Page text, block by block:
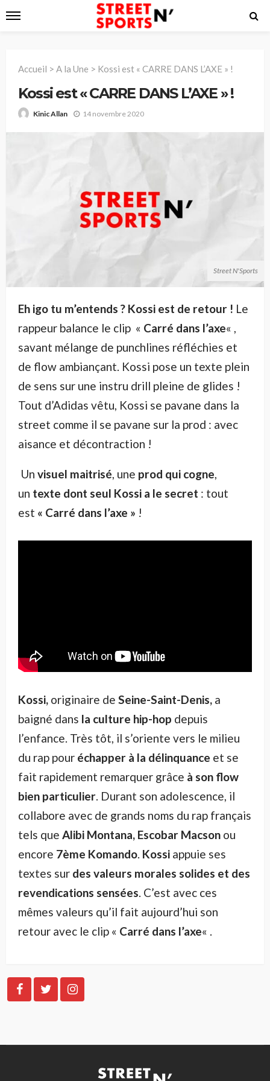
Accueil > A la Une > Kossi est « CARRE DANS L’AXE » !
Kossi est « CARRE DANS L’AXE » !
Kinic Allan 14 novembre 2020
Street N'Sports
Eh igo tu m’entends ? Kossi est de retour ! Le
rappeur balance le clip « Carré dans l’axe« ,
savant mélange de punchlines réfléchies et
de flow ambiançant. Kossi pose un texte plein
de sens sur une instru drill pleine de glides !
Tout d’Adidas vêtu, Kossi se pavane dans la
street comme il se pavane sur la prod : avec
aisance et décontraction !
Un visuel maitrisé , une prod qui cogne
un texte dont seul Kossi a le secret : tout
est « Carré dans l’axe » !
Kossi, originaire de Seine-Saint-Denis, a
baigné dans la culture hip-hop depuis
l’enfance. Très tôt, il s’oriente vers le milieu
du rap pour échapper à la délinquance et se
fait rapidement remarquer grâce à son flow
bien particulier. Durant son adolescence, il
collabore avec de grands noms du rap français
tels que Alibi Montana, Escobar Macson ou
encore 7ème Komando. Kossi appuie ses
textes sur des valeurs morales solides et des
revendications sensées. C’est avec ces
mêmes valeurs qu’il fait aujourd’hui son
retour avec le clip « Carré dans l’axe« .